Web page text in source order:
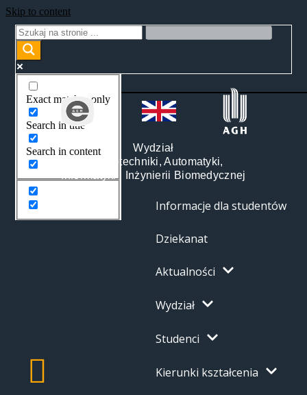
Skip to content
Exact matches only
Search in title
Search in content
Wydział
Elektrotechniki, Automatyki,
Informatyki i Inżynierii Biomedycznej
Informacje dla studentów
Dziekanat
Aktualności
Wydział
Studenci
Kierunki kształcenia